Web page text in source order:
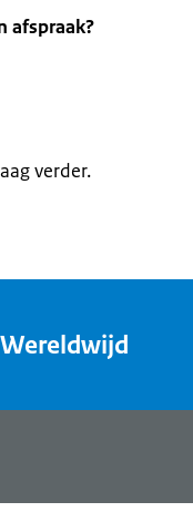
afspraak?
verder.